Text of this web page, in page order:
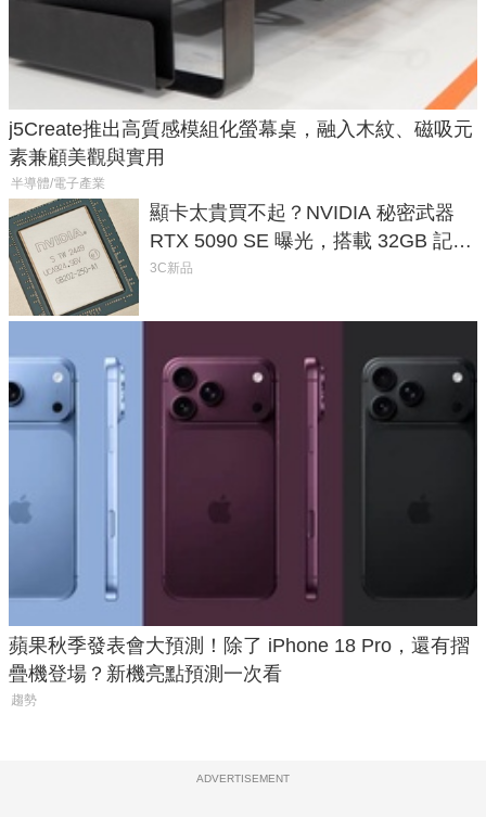
j5Create推出高質感模組化螢幕桌，融入木紋、磁吸元
素兼顧美觀與實用
半導體/電子產業
顯卡太貴買不起？NVIDIA 秘密武器
RTX 5090 SE 曝光，搭載 32GB 記憶
體
3C新品
蘋果秋季發表會大預測！除了 iPhone 18 Pro，還有摺
疊機登場？新機亮點預測一次看
趨勢
ADVERTISEMENT